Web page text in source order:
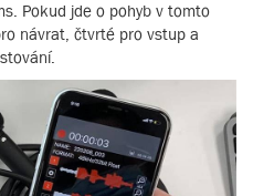
Pokud jde o pohyb v tomto
návrat, čtvrté pro vstup a